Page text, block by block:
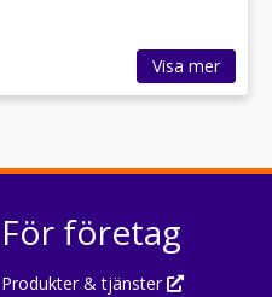
Visa mer
För företag
Produkter & tjänster